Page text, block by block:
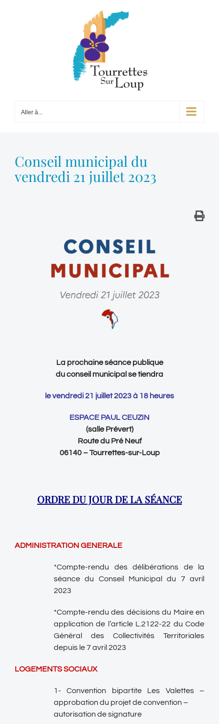
Aller à...
Conseil municipal du
vendredi 21 juillet 2023
La prochaine séance publique
du conseil municipal se tiendra
le vendredi 21 juillet 2023 à 18 heures
ESPACE PAUL CEUZIN
(salle Prévert)
Route du Pré Neuf
06140 – Tourrettes-sur-Loup
ORDRE DU JOUR DE LA SÉANCE
ADMINISTRATION GENERALE
*Compte-rendu des délibérations de la
séance du Conseil Municipal du 7 avril
2023
*Compte-rendu des décisions du Maire en
application de l’article L.2122-22 du Code
Général des Collectivités Territoriales
depuis le 7 avril 2023
LOGEMENTS SOCIAUX
1- Convention bipartite Les Valettes –
approbation du projet de convention –
autorisation de signature